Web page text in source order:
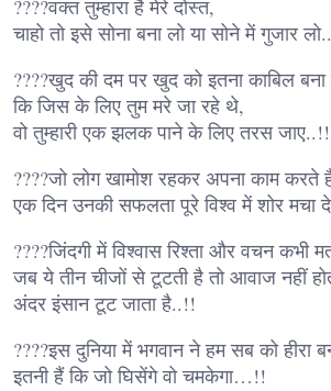
????वक्त तुम्हारा है मेरे दोस्त,
चाहो तो इसे सोना बना लो या सोने में गुजार
????खुद की दम पर खुद को इतना काबिल बना
कि जिस के लिए तुम मरे जा रहे थे,
वो तुम्हारी एक झलक पाने के लिए तरस जाए..!!
????जो लोग खामोश रहकर अपना काम करते
एक दिन उनकी सफलता पूरे विश्व में शोर मचा
????जिंदगी में विश्वास रिश्ता और वचन कभी
जब ये तीन चीजों से टूटती है तो आवाज नहीं
अंदर इंसान टूट जाता है..!!
????इस दुनिया में भगवान ने हम सब को हीरा
इतनी हैं कि जो घिसेंगे वो चमकेगा…!!